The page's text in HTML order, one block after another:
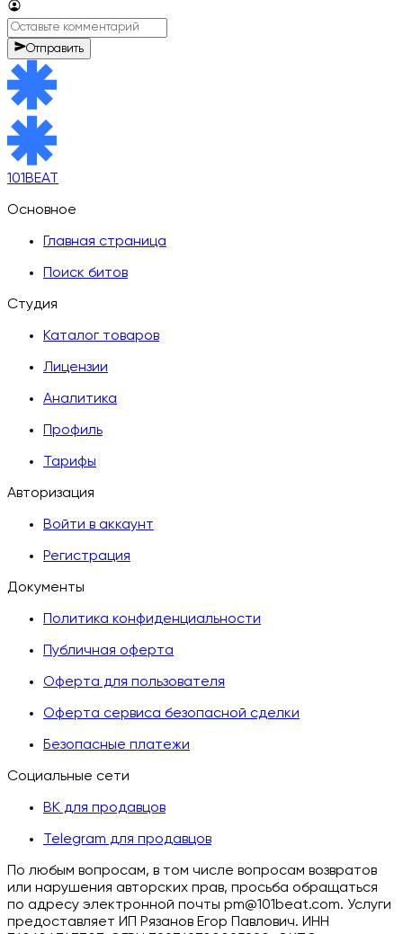
Отправить
101BEAT
Основное
Главная страница
Поиск битов
Студия
Каталог товаров
Лицензии
Аналитика
Профиль
Тарифы
Авторизация
Войти в аккаунт
Регистрация
Документы
Политика конфиденциальности
Публичная оферта
Оферта для пользователя
Оферта сервиса безопасной сделки
Безопасные платежи
Социальные сети
ВК для продавцов
Telegram для продавцов
По любым вопросам, в том числе вопросам возвратов
или нарушения авторских прав, просьба обращаться
по адресу электронной почты pm@101beat.com. Услуги
предоставляет ИП Рязанов Егор Павлович. ИНН